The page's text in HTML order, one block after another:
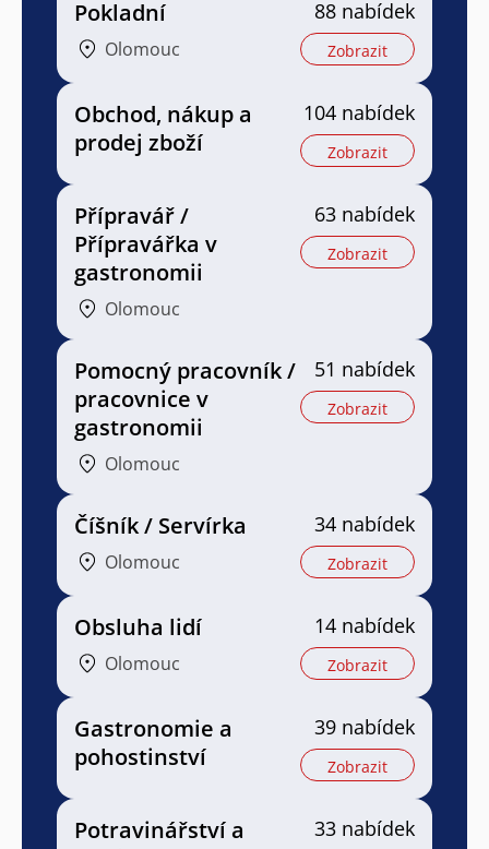
Pokladní
Olomouc
88 nabídek
Zobrazit
Obchod, nákup a
prodej zboží
104 nabídek
Zobrazit
Přípravář /
Přípravářka v
gastronomii
Olomouc
63 nabídek
Zobrazit
Pomocný pracovník /
pracovnice v
gastronomii
Olomouc
51 nabídek
Zobrazit
Číšník / Servírka
Olomouc
34 nabídek
Zobrazit
Obsluha lidí
Olomouc
14 nabídek
Zobrazit
Gastronomie a
pohostinství
39 nabídek
Zobrazit
Potravinářství a
33 nabídek